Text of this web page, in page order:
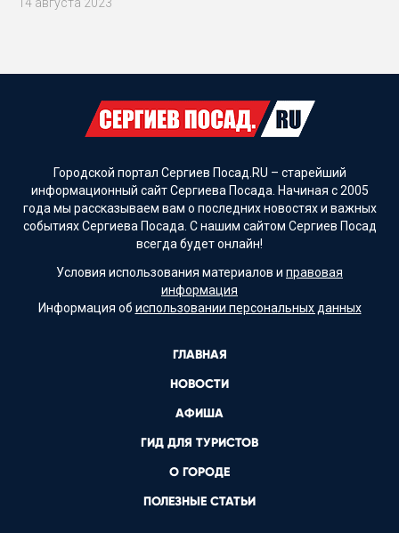
14 августа 2023
Городской портал Сергиев Посад.RU – старейший
информационный сайт Сергиева Посада. Начиная с 2005
года мы рассказываем вам о последних новостях и важных
событиях Сергиева Посада. С нашим сайтом Сергиев Посад
всегда будет онлайн!
Условия использования материалов и правовая
информация
Информация об использовании персональных данных
ГЛАВНАЯ
НОВОСТИ
АФИША
ГИД ДЛЯ ТУРИСТОВ
О ГОРОДЕ
ПОЛЕЗНЫЕ СТАТЬИ